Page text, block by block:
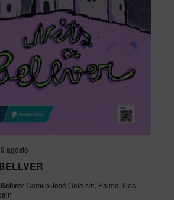
agosto
Camilo José Cela s/n, Palma, Illes